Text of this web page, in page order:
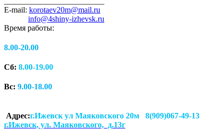
E-mail: korotaev20m@mail.ru
info@4shiny-izhevsk.ru
Время работы:
8.00-20.00
Сб: 8.00-19.00
Вс: 9.00-18.00
Адрес:г.Ижевск ул Маяковского 20м 8(909)067-49-13
г.Ижевск, ул. Маяковского, д.13г